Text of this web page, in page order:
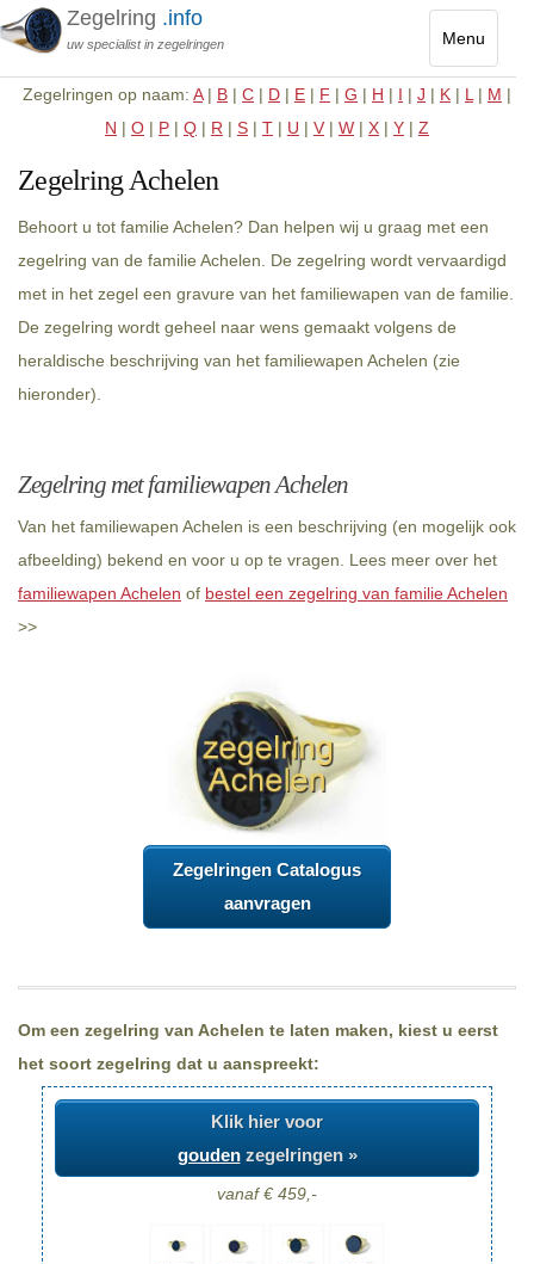
Menu
Toggle
Zegelring .info
uw specialist in zegelringen
Zegelringen op naam: A| B | C | D | E | F | G | H | I | J | K | L | M |
N | O | P | Q | R | S | T | U | V | W | X | Y | Z
Zegelring Achelen
Behoort u tot familie Achelen? Dan helpen wij u graag met een
zegelring van de familie Achelen. De zegelring wordt vervaardigd
met in het zegel een gravure van het familiewapen van de familie.
De zegelring wordt geheel naar wens gemaakt volgens de
heraldische beschrijving van het familiewapen Achelen (zie
hieronder).
Zegelring met familiewapen Achelen
Van het familiewapen Achelen is een beschrijving (en mogelijk ook
afbeelding) bekend en voor u op te vragen. Lees meer over het
familiewapen Achelen of bestel een zegelring van familie Achelen
>>
Zegelringen Catalogus
aanvragen
Om een zegelring van Achelen te laten maken, kiest u eerst
het soort zegelring dat u aanspreekt:
Klik hier voor
goudenzegelringen »
vanaf € 459,-